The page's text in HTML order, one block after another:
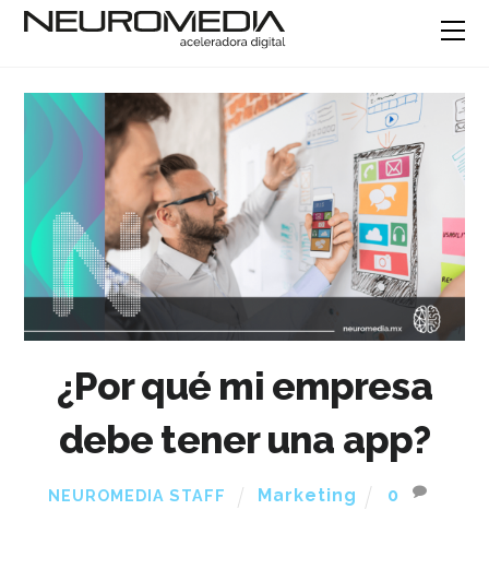
¿Por qué mi empresa
debe tener una app?
NEUROMEDIA STAFF Marketing 0